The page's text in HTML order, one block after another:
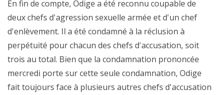
En fin de compte, Odige a été reconnu coupable de
deux chefs d'agression sexuelle armée et d'un chef
d'enlèvement. Il a été condamné à la réclusion à
perpétuité pour chacun des chefs d'accusation, soit
trois au total. Bien que la condamnation prononcée
mercredi porte sur cette seule condamnation, Odige
fait toujours face à plusieurs autres chefs d'accusation